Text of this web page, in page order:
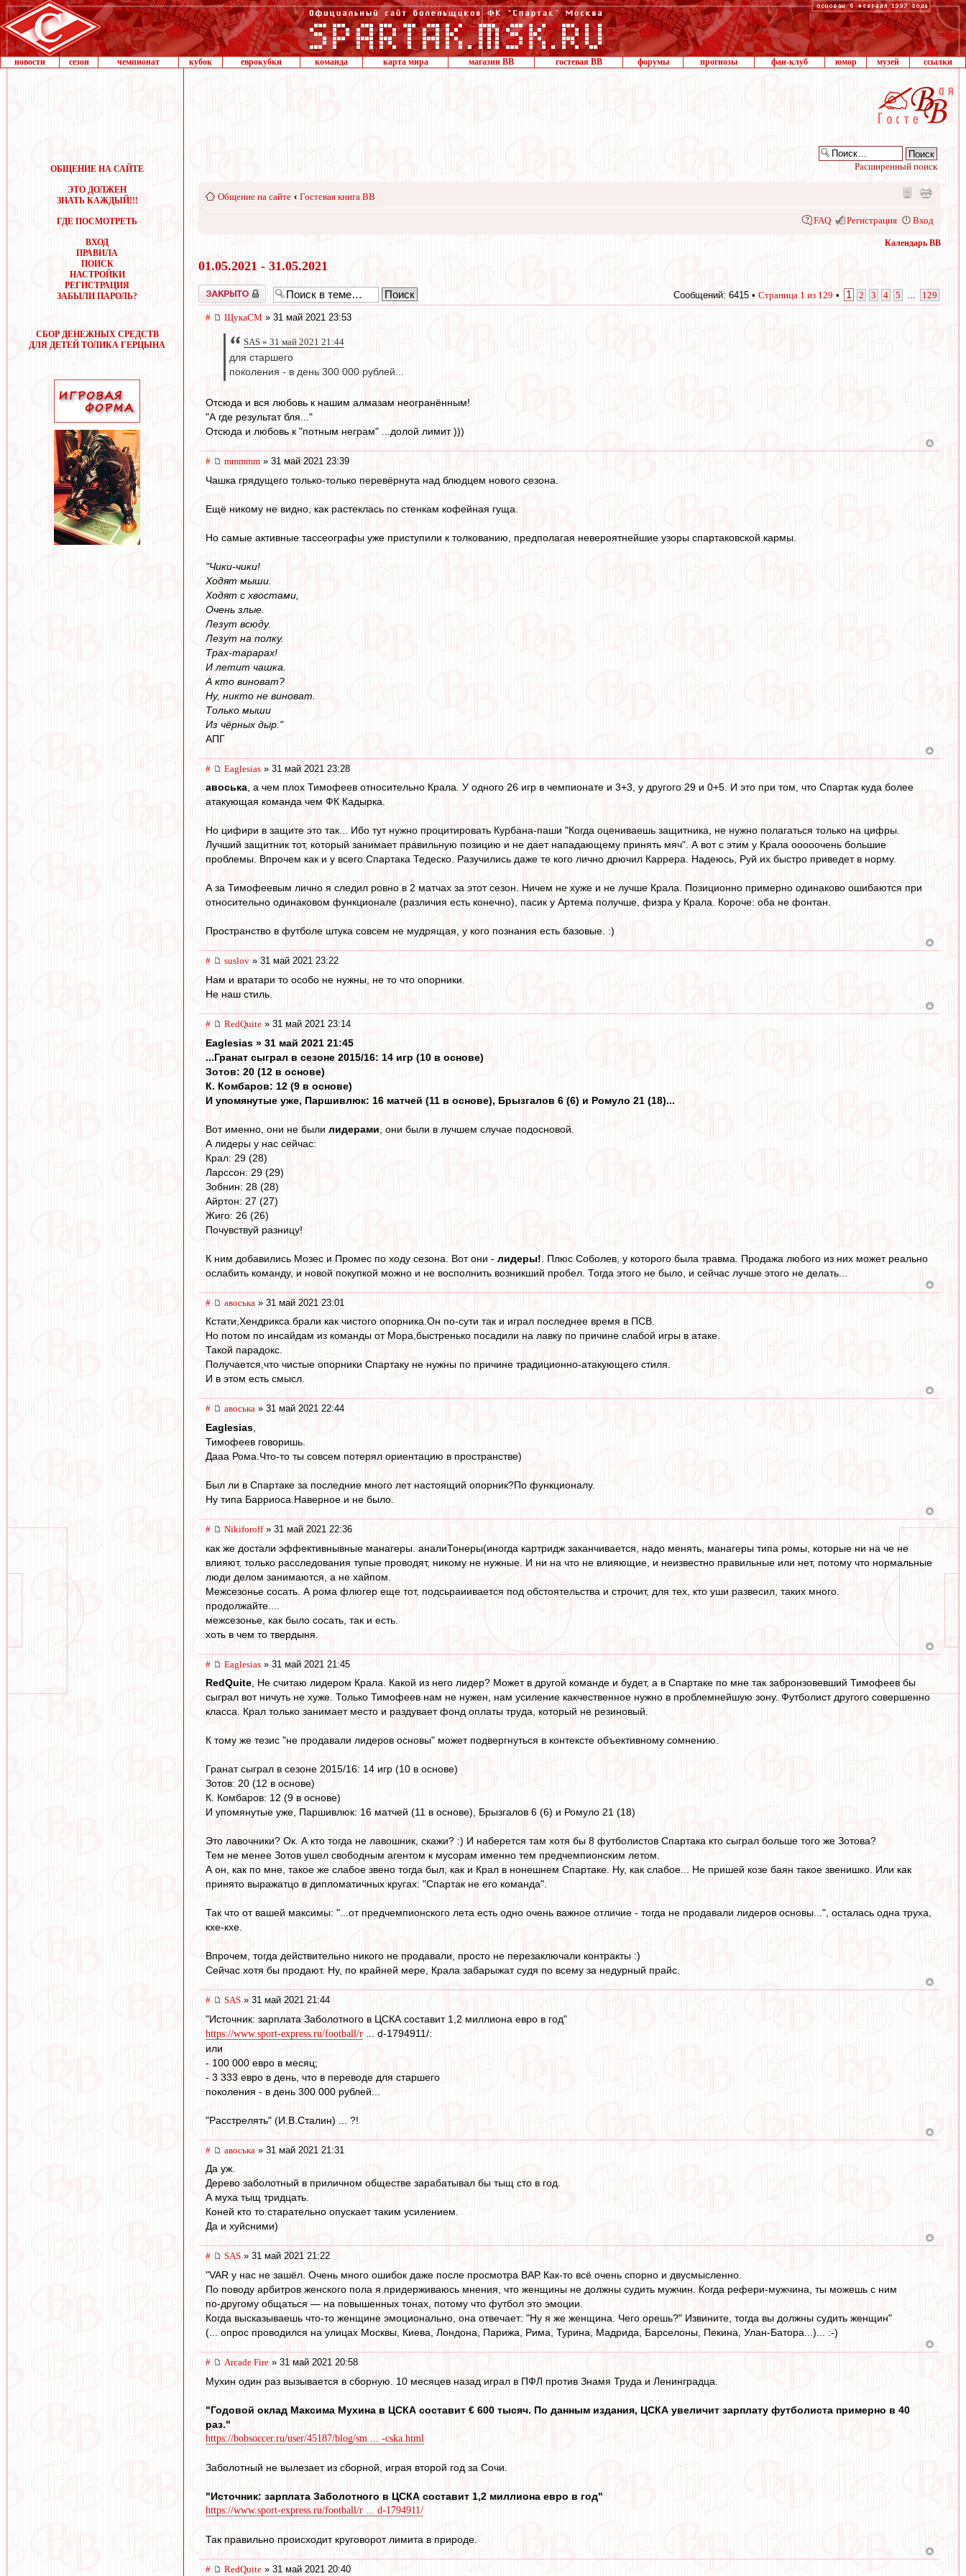
новости сезон чемпионат кубок еврокубки команда карта мира магазин ВВ гостевая ВВ форумы прогнозы фан-клуб юмор музей ссылки
ОБЩЕНИЕ НА САЙТЕ
ЭТО ДОЛЖЕН
ЗНАТЬ КАЖДЫЙ!!!
ГДЕ ПОСМОТРЕТЬ
ВХОД
ПРАВИЛА
ПОИСК
НАСТРОЙКИ
РЕГИСТРАЦИЯ
ЗАБЫЛИ ПАРОЛЬ?
СБОР ДЕНЕЖНЫХ СРЕДСТВ
ДЛЯ ДЕТЕЙ ТОЛИКА ГЕРЦЫНА
Расширенный поиск
Общение на сайте ‹ Гостевая книга ВВ
FAQ Регистрация Вход
Календарь ВВ
01.05.2021 - 31.05.2021
Закрыто Сообщений: 6415 • Страница 1 из 129 • 1 2 3 4 5 129
# ЩукаСМ » 31 май 2021 23:53
SAS » 31 май 2021 21:44
для старшего
поколения - в день 300 000 рублей...
Отсюда и вся любовь к нашим алмазам неогранённым!
"А где результат бля..."
Отсюда и любовь к "потным неграм" ...долой лимит )))
# mmmmm » 31 май 2021 23:39
Чашка грядущего только-только перевёрнута над блюдцем нового сезона.
Ещё никому не видно, как растеклась по стенкам кофейная гуща.
Но самые активные тассеографы уже приступили к толкованию, предполагая невероятнейшие узоры спартаковской кармы.
"Чики-чики!
Ходят мыши.
Ходят с хвостами,
Очень злые.
Лезут всюду.
Лезут на полку.
Трах-тарарах!
И летит чашка.
А кто виноват?
Ну, никто не виноват.
Только мыши
Из чёрных дыр."
АПГ
# Eaglesias » 31 май 2021 23:28
авоська, а чем плох Тимофеев относительно Крала. У одного 26 игр в чемпионате и 3+3, у другого 29 и 0+5. И это при том, что Спартак куда более
атакующая команда чем ФК Кадырка.
Но цифири в защите это так... Ибо тут нужно процитировать Курбана-паши "Когда оцениваешь защитника, не нужно полагаться только на цифры.
Лучший защитник тот, который занимает правильную позицию и не дает нападающему принять мяч". А вот с этим у Крала ооооочень большие
проблемы. Впрочем как и у всего Спартака Тедеско. Разучились даже те кого лично дрючил Каррера. Надеюсь, Руй их быстро приведет в норму.
А за Тимофеевым лично я следил ровно в 2 матчах за этот сезон. Ничем не хуже и не лучше Крала. Позиционно примерно одинаково ошибаются при
относительно одинаковом функционале (различия есть конечно), пасик у Артема получше, физра у Крала. Короче: оба не фонтан.
Пространство в футболе штука совсем не мудрящая, у кого познания есть базовые. :)
# suslov » 31 май 2021 23:22
Нам и вратари то особо не нужны, не то что опорники.
Не наш стиль.
# RedQuite » 31 май 2021 23:14
Eaglesias » 31 май 2021 21:45
...Гранат сыграл в сезоне 2015/16: 14 игр (10 в основе)
Зотов: 20 (12 в основе)
К. Комбаров: 12 (9 в основе)
И упомянутые уже, Паршивлюк: 16 матчей (11 в основе), Брызгалов 6 (6) и Ромуло 21 (18)...
Вот именно, они не были лидерами , они были в лучшем случае подосновой.
А лидеры у нас сейчас:
Крал: 29 (28)
Ларссон: 29 (29)
Зобнин: 28 (28)
Айртон: 27 (27)
Жиго: 26 (26)
Почувствуй разницу!
К ним добавились Мозес и Промес по ходу сезона. Вот они - лидеры! . Плюс Соболев, у которого была травма. Продажа любого из них может реально
ослабить команду, и новой покупкой можно и не восполнить возникший пробел. Тогда этого не было, и сейчас лучше этого не делать...
# авоська » 31 май 2021 23:01
Кстати,Хендрикса брали как чистого опорника.Он по-сути так и играл последнее время в ПСВ.
Но потом по инсайдам из команды от Мора,быстренько посадили на лавку по причине слабой игры в атаке.
Такой парадокс.
Получается,что чистые опорники Спартаку не нужны по причине традиционно-атакующего стиля.
И в этом есть смысл.
# авоська » 31 май 2021 22:44
Eaglesias
Тимофеев говоришь.
Дааа Рома.Что-то ты совсем потерял ориентацию в пространстве)
Был ли в Спартаке за последние много лет настоящий опорник?По функционалу.
Ну типа Барриоса.Наверное и не было.
# Nikiforoff» 31 май 2021 22:36
как же достали эффективнывные манагеры. аналиТонеры(иногда картридж заканчивается, надо менять, манагеры типа ромы, которые ни на че не
влияют, только расследования тупые проводят, никому не нужные. И ни на что не влияющие, и неизвестно правильные или нет, потому что нормальные
люди делом занимаются, а не хайпом.
Межсезонье сосать. А рома флюгер еще тот, подсьраиивается под обстоятельства и строчит, для тех, кто уши развесил, таких много.
продолжайте....
межсезонье, как было сосать, так и есть.
хоть в чем то твердыня.
# Eaglesias » 31 май 2021 21:45
RedQuite, Не считаю лидером Крала. Какой из него лидер? Может в другой команде и будет, а в Спартаке по мне так забронзовевший Тимофеев бы
сыграл вот ничуть не хуже. Только Тимофеев нам не нужен, нам усиление какчественное нужно в проблемнейшую зону. Футболист другого совершенно
класса. Крал только занимает место и раздувает фонд оплаты труда, который не резиновый.
К тому же тезис "не продавали лидеров основы" может подвергнуться в контексте объективному сомнению.
Гранат сыграл в сезоне 2015/16: 14 игр (10 в основе)
Зотов: 20 (12 в основе)
К. Комбаров: 12 (9 в основе)
И упомянутые уже, Паршивлюк: 16 матчей (11 в основе), Брызгалов 6 (6) и Ромуло 21 (18)
Это лавочники? Ок. А кто тогда не лавошник, скажи? :) И наберется там хотя бы 8 футболистов Спартака кто сыграл больше того же Зотова?
Тем не менее Зотов ушел свободным агентом к мусорам именно тем предчемпионским летом.
А он, как по мне, такое же слабое звено тогда был, как и Крал в нонешнем Спартаке. Ну, как слабое... Не пришей козе баян такое звенишко. Или как
принято выражатцо в дипломатичных кругах: "Спартак не его команда".
Так что от вашей максимы: "...от предчемпионского лета есть одно очень важное отличие - тогда не продавали лидеров основы...", осталась одна труха,
кхе-кхе.
Впрочем, тогда действительно никого не продавали, просто не перезаключали контракты :)
Сейчас хотя бы продают. Ну, по крайней мере, Крала забарыжат судя по всему за недурный прайс.
# SAS » 31 май 2021 21:44
"Источник: зарплата Заболотного в ЦСКА составит 1,2 миллиона евро в год"
https://www.sport-express.ru/football/r ... d-1794911/:
или
- 100 000 евро в месяц;
- 3 333 евро в день, что в переводе для старшего
поколения - в день 300 000 рублей...
"Расстрелять" (И.В.Сталин) ... ?!
# авоська » 31 май 2021 21:31
Да уж.
Дерево заболотный в приличном обществе зарабатывал бы тыщ сто в год.
А муха тыщ тридцать.
Коней кто то старательно опускает таким усилением.
Да и хуйсними)
# SAS » 31 май 2021 21:22
"VAR у нас не зашёл. Очень много ошибок даже после просмотра ВАР. Как‑то всё очень спорно и двусмысленно.
По поводу арбитров женского пола я придерживаюсь мнения, что женщины не должны судить мужчин. Когда рефери‑мужчина, ты можешь с ним
по‑другому общаться — на повышенных тонах, потому что футбол это эмоции.
Когда высказываешь что‑то женщине эмоционально, она отвечает: "Ну я же женщина. Чего орешь?" Извините, тогда вы должны судить женщин"
(... опрос проводился на улицах Москвы, Киева, Лондона, Парижа, Рима, Турина, Мадрида, Барселоны, Пекина, Улан-Батора...)... :-)
# Arcade Fire » 31 май 2021 20:58
Мухин один раз вызывается в сборную. 10 месяцев назад играл в ПФЛ против Знамя Труда и Ленинградца.
"Годовой оклад Максима Мухина в ЦСКА составит € 600 тысяч. По данным издания, ЦСКА увеличит зарплату футболиста примерно в 40
раз."
https://bobsoccer.ru/user/45187/blog/sm ... -cska.html
Заболотный не вылезает из сборной, играя второй год за Сочи.
"Источник: зарплата Заболотного в ЦСКА составит 1,2 миллиона евро в год"
https://www.sport-express.ru/football/r ... d-1794911/
Так правильно происходит круговорот лимита в природе.
# RedQuite » 31 май 2021 20:40